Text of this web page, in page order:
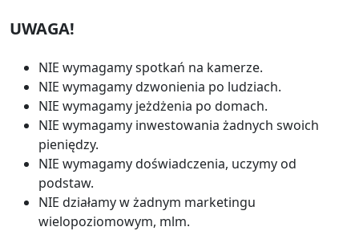
UWAGA!
NIE wymagamy spotkań na kamerze.
NIE wymagamy dzwonienia po ludziach.
NIE wymagamy jeżdżenia po domach.
NIE wymagamy inwestowania żadnych swoich
pieniędzy.
NIE wymagamy doświadczenia, uczymy od
podstaw.
NIE działamy w żadnym marketingu
wielopoziomowym, mlm.